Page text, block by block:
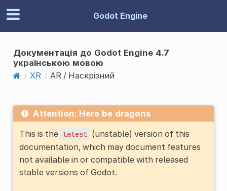
Godot Engine
Документація до Godot Engine 4.7
українською мовою
XR
AR / Наскрізний
Attention: Here be dragons
This is the latest (unstable) version of this
documentation, which may document features
not available in or compatible with released
stable versions of Godot.